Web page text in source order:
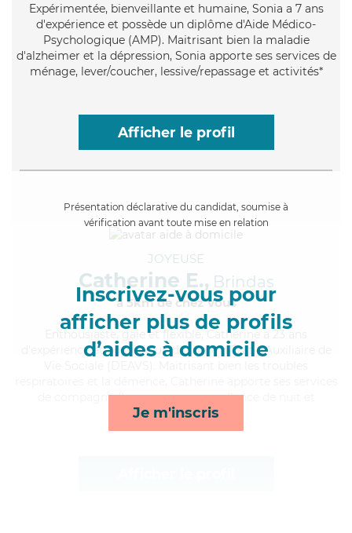
Expérimentée, bienveillante et humaine, Sonia a 7 ans
d'expérience et possède un diplôme d'Aide Médico-
Psychologique (AMP). Maitrisant bien la maladie
d'alzheimer et la dépression, Sonia apporte ses services de
ménage, lever/coucher, lessive/repassage et activités*
Afficher le profil
Présentation déclarative du candidat, soumise à
vérification avant toute mise en relation
Inscrivez-vous pour
afficher plus de profils
d’aides à domicile
Je m'inscris
JOYEUSE
Catherine E., Brindas
à 5km de chez Vous
, gaie et flexible, Catherine a 23 ans
d'expérience et possède un diplôme d'État d'Auxiliaire de
de compagnie/loisirs, repas, surveillance de nuit et
ménage*